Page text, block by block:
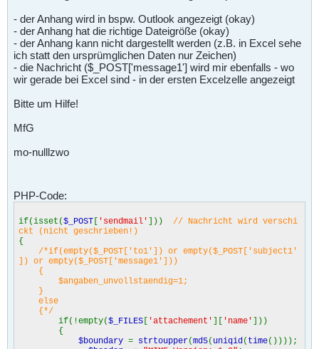
- der Anhang wird in bspw. Outlook angezeigt (okay)
- der Anhang hat die richtige Dateigröße (okay)
- der Anhang kann nicht dargestellt werden (z.B. in Excel sehe
ich statt den ursprümglichen Daten nur Zeichen)
- die Nachricht ($_POST['message1'] wird mir ebenfalls - wo
wir gerade bei Excel sind - in der ersten Excelzelle angezeigt
Bitte um Hilfe!
MfG
mo-nulllzwo
PHP-Code:
if(isset($_POST [ 'sendmail' ])) // Nachricht wird verschi
ckt (nicht geschrieben!)
{
/*if(empty($_POST['to1']) or empty($_POST['subject1'
]) or empty($_POST['message1']))
{
$angaben_unvollstaendig=1;
}
else
{*/
if(!empty($_FILES [ 'attachement' ][ 'name' ]))
{
$boundary = strtoupper(md5( uniqid ( time())));